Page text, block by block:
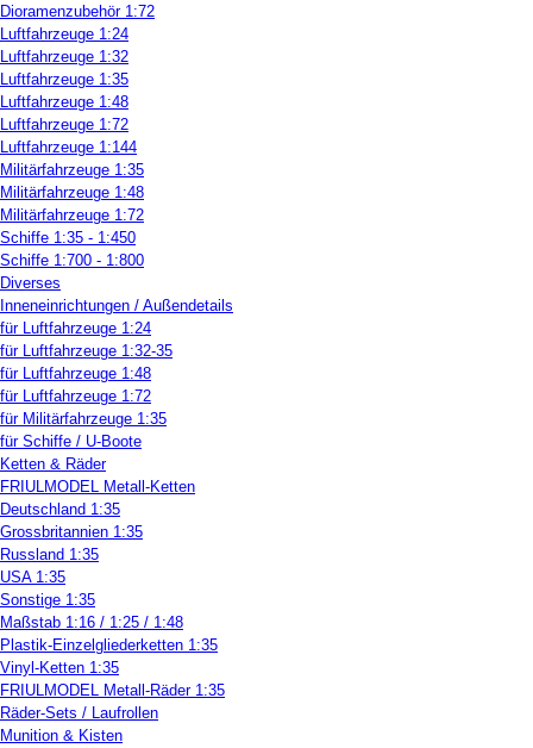
Dioramenzubehör 1:72
Luftfahrzeuge 1:24
Luftfahrzeuge 1:32
Luftfahrzeuge 1:35
Luftfahrzeuge 1:48
Luftfahrzeuge 1:72
Luftfahrzeuge 1:144
Militärfahrzeuge 1:35
Militärfahrzeuge 1:48
Militärfahrzeuge 1:72
Schiffe 1:35 - 1:450
Schiffe 1:700 - 1:800
Diverses
Inneneinrichtungen / Außendetails
für Luftfahrzeuge 1:24
für Luftfahrzeuge 1:32-35
für Luftfahrzeuge 1:48
für Luftfahrzeuge 1:72
für Militärfahrzeuge 1:35
für Schiffe / U-Boote
Ketten & Räder
FRIULMODEL Metall-Ketten
Deutschland 1:35
Grossbritannien 1:35
Russland 1:35
USA 1:35
Sonstige 1:35
Maßstab 1:16 / 1:25 / 1:48
Plastik-Einzelgliederketten 1:35
Vinyl-Ketten 1:35
FRIULMODEL Metall-Räder 1:35
Räder-Sets / Laufrollen
Munition & Kisten